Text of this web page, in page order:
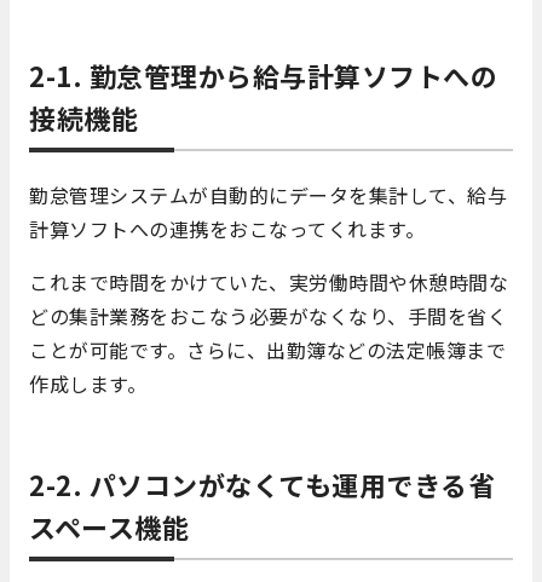
2-1. 勤怠管理から給与計算ソフトへの
接続機能
勤怠管理システムが自動的にデータを集計して、給与
計算ソフトへの連携をおこなってくれます。
これまで時間をかけていた、実労働時間や休憩時間な
どの集計業務をおこなう必要がなくなり、手間を省く
ことが可能です。さらに、出勤簿などの法定帳簿まで
作成します。
2-2. パソコンがなくても運用できる省
スペース機能